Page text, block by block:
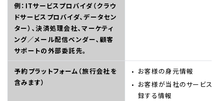
例：ITサービスプロバイダ（クラウ
ドサービスプロバイダ、データセン
ター）、決済処理会社、マーケティ
ング／メール配信ベンダー、顧客
サポートの外部委託先。
予約プラットフォーム（旅行会社を
含みます）
お客様の身元情報
お客様が当社のサービス
録する情報